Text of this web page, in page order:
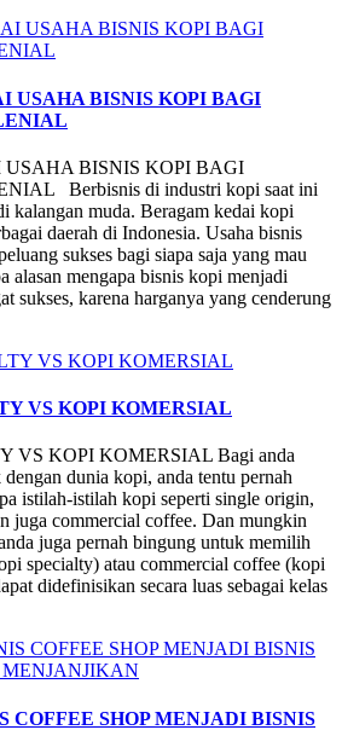
USAHA BISNIS KOPI BAGI
BISNIS KOPI BAGI
Berbisnis di industri kopi saat ini
kalangan muda. Beragam kedai kopi
daerah di Indonesia. Usaha bisnis
sukses bagi siapa saja yang mau
alasan mengapa bisnis kopi menjadi
sukses, karena harganya yang cenderung
VS KOPI KOMERSIAL
VS KOPI KOMERSIAL Bagi anda
dunia kopi, anda tentu pernah
istilah-istilah kopi seperti single origin,
juga commercial coffee. Dan mungkin
juga pernah bingung untuk memilih
specialty) atau commercial coffee (kopi
didefinisikan secara luas sebagai kelas
COFFEE SHOP MENJADI BISNIS